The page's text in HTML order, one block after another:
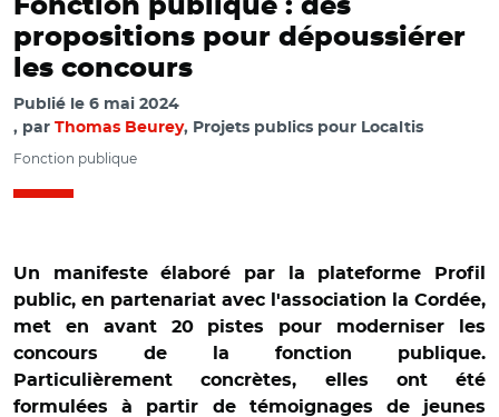
Fonction publique : des
propositions pour dépoussiérer
les concours
Publié le 6 mai 2024
par Thomas Beurey, Projets publics pour Localtis
Fonction publique
Un manifeste élaboré par la plateforme Profil
public, en partenariat avec l'association la Cordée,
met en avant 20 pistes pour moderniser les
concours de la fonction publique.
Particulièrement concrètes, elles ont été
formulées à partir de témoignages de jeunes